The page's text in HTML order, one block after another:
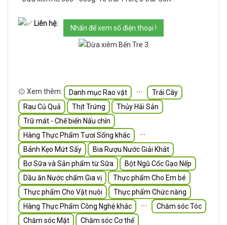
Liên hệ:
Nhấn để xem số điện thoại !
۞ Xem thêm: Danh mục Rao vặt ∙∙∙
Trái Cây
Rau Củ Quả
Thịt Trứng
Thủy Hải Sản
Trữ mát - Chế biến Nấu chín
Hàng Thực Phẩm Tươi Sống khác
∙∙∙
Bánh Kẹo Mứt Sấy
Bia Rượu Nước Giải Khát
Bơ Sữa và Sản phẩm từ Sữa
Bột Ngũ Cốc Gạo Nếp
Dầu ăn Nước chấm Gia vị
Thực phẩm Cho Em bé
Thực phẩm Cho Vật nuôi
Thực phẩm Chức năng
Hàng Thực Phẩm Công Nghệ khác
∙∙∙
Chăm sóc Tóc
Chăm sóc Mặt
Chăm sóc Cơ thể